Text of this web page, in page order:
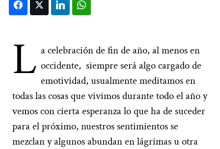
FacebookTwitter LinkedIn
L a celebración de fin de año, al menos en
occidente, siempre será algo cargado de
emotividad, usualmente meditamos en
todas las cosas que vivimos durante todo el año y
vemos con cierta esperanza lo que ha de suceder
para el próximo, nuestros sentimientos se
mezclan y algunos abundan en lágrimas u otra